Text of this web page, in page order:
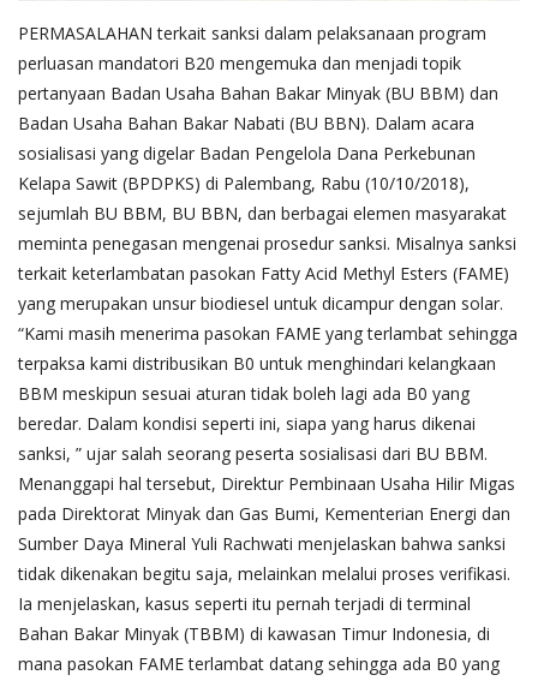
PERMASALAHAN terkait sanksi dalam pelaksanaan program
perluasan mandatori B20 mengemuka dan menjadi topik
pertanyaan Badan Usaha Bahan Bakar Minyak (BU BBM) dan
Badan Usaha Bahan Bakar Nabati (BU BBN). Dalam acara
sosialisasi yang digelar Badan Pengelola Dana Perkebunan
Kelapa Sawit (BPDPKS) di Palembang, Rabu (10/10/2018),
sejumlah BU BBM, BU BBN, dan berbagai elemen masyarakat
meminta penegasan mengenai prosedur sanksi. Misalnya sanksi
terkait keterlambatan pasokan Fatty Acid Methyl Esters (FAME)
yang merupakan unsur biodiesel untuk dicampur dengan solar.
“Kami masih menerima pasokan FAME yang terlambat sehingga
terpaksa kami distribusikan B0 untuk menghindari kelangkaan
BBM meskipun sesuai aturan tidak boleh lagi ada B0 yang
beredar. Dalam kondisi seperti ini, siapa yang harus dikenai
sanksi, ” ujar salah seorang peserta sosialisasi dari BU BBM.
Menanggapi hal tersebut, Direktur Pembinaan Usaha Hilir Migas
pada Direktorat Minyak dan Gas Bumi, Kementerian Energi dan
Sumber Daya Mineral Yuli Rachwati menjelaskan bahwa sanksi
tidak dikenakan begitu saja, melainkan melalui proses verifikasi.
Ia menjelaskan, kasus seperti itu pernah terjadi di terminal
Bahan Bakar Minyak (TBBM) di kawasan Timur Indonesia, di
mana pasokan FAME terlambat datang sehingga ada B0 yang